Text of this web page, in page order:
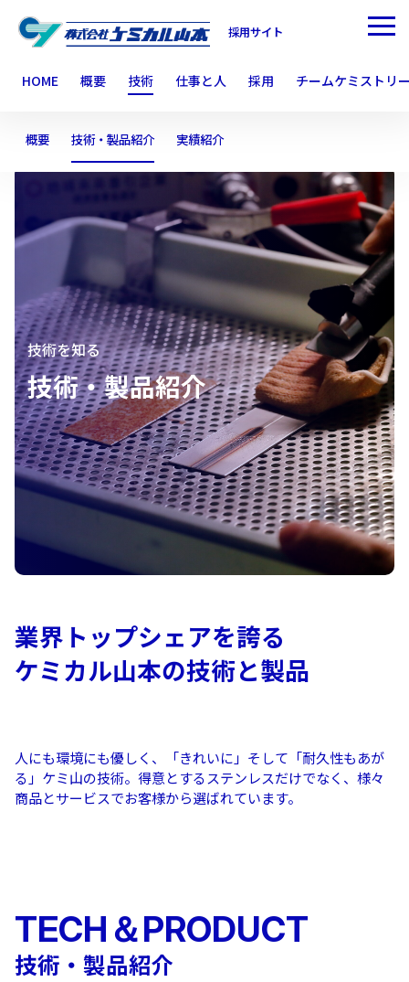
採用サイト
HOME 概要 技術 仕事と人 採用 チームケミストリ
概要 技術・製品紹介 実績紹介
技術を知る
技術・製品紹介
業界トップシェアを誇る
ケミカル山本の技術と製品
人にも環境にも優しく、「きれいに」そして「耐久性もあが
る」ケミ山の技術。得意とするステンレスだけでなく、様々
商品とサービスでお客様から選ばれています。
TECH＆PRODUCT
技術・製品紹介